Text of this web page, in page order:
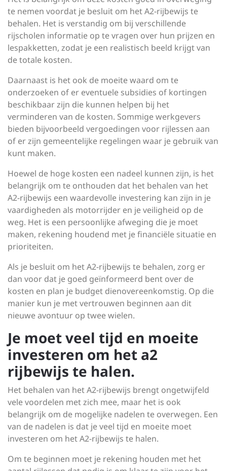
te nemen voordat je besluit om het A2-rijbewijs te
behalen. Het is verstandig om bij verschillende
rijscholen informatie op te vragen over hun prijzen en
lespakketten, zodat je een realistisch beeld krijgt van
de totale kosten.
Daarnaast is het ook de moeite waard om te
onderzoeken of er eventuele subsidies of kortingen
beschikbaar zijn die kunnen helpen bij het
verminderen van de kosten. Sommige werkgevers
bieden bijvoorbeeld vergoedingen voor rijlessen aan
of er zijn gemeentelijke regelingen waar je gebruik van
kunt maken.
Hoewel de hoge kosten een nadeel kunnen zijn, is het
belangrijk om te onthouden dat het behalen van het
A2-rijbewijs een waardevolle investering kan zijn in je
vaardigheden als motorrijder en je veiligheid op de
weg. Het is een persoonlijke afweging die je moet
maken, rekening houdend met je financiële situatie en
prioriteiten.
Als je besluit om het A2-rijbewijs te behalen, zorg er
dan voor dat je goed geïnformeerd bent over de
kosten en plan je budget dienovereenkomstig. Op die
manier kun je met vertrouwen beginnen aan dit
nieuwe avontuur op twee wielen.
Je moet veel tijd en moeite
investeren om het a2
rijbewijs te halen.
Het behalen van het A2-rijbewijs brengt ongetwijfeld
vele voordelen met zich mee, maar het is ook
belangrijk om de mogelijke nadelen te overwegen. Een
van de nadelen is dat je veel tijd en moeite moet
investeren om het A2-rijbewijs te halen.
Om te beginnen moet je rekening houden met het